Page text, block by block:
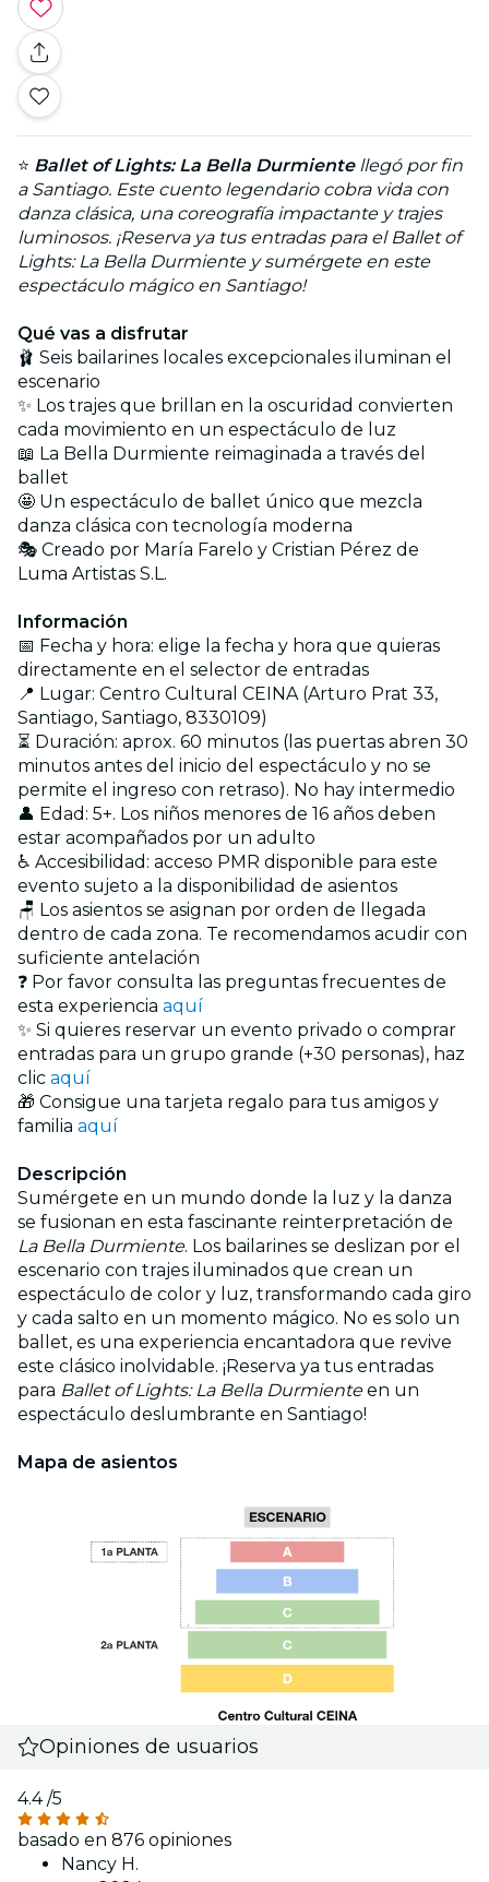
⭐ Ballet of Lights: La Bella Durmientellegó por fin
a Santiago. Este cuento legendario cobra vida con
danza clásica, una coreografía impactante y trajes
luminosos. ¡Reserva ya tus entradas para el Ballet of
Lights: La Bella Durmiente y sumérgete en este
espectáculo mágico en Santiago!
Qué vas a disfrutar
🩰 Seis bailarines locales excepcionales iluminan el
escenario
✨ Los trajes que brillan en la oscuridad convierten
cada movimiento en un espectáculo de luz
📖 La Bella Durmiente reimaginada a través del
ballet
🤩 Un espectáculo de ballet único que mezcla
danza clásica con tecnología moderna
🎭 Creado por María Farelo y Cristian Pérez de
Luma Artistas S.L.
Información
📅 Fecha y hora: elige la fecha y hora que quieras
directamente en el selector de entradas
📍 Lugar: Centro Cultural CEINA (Arturo Prat 33,
Santiago, Santiago, 8330109)
⏳ Duración: aprox. 60 minutos (las puertas abren 30
minutos antes del inicio del espectáculo y no se
permite el ingreso con retraso). No hay intermedio
👤 Edad: 5+. Los niños menores de 16 años deben
estar acompañados por un adulto
♿ Accesibilidad: acceso PMR disponible para este
evento sujeto a la disponibilidad de asientos
🪑 Los asientos se asignan por orden de llegada
dentro de cada zona. Te recomendamos acudir con
suficiente antelación
❓ Por favor consulta las preguntas frecuentes de
esta experiencia aquí
✨ Si quieres reservar un evento privado o comprar
entradas para un grupo grande (+30 personas), haz
clic aquí
🎁 Consigue una tarjeta regalo para tus amigos y
familia aquí
Descripción
Sumérgete en un mundo donde la luz y la danza
se fusionan en esta fascinante reinterpretación de
La Bella Durmiente. Los bailarines se deslizan por el
escenario con trajes iluminados que crean un
espectáculo de color y luz, transformando cada giro
y cada salto en un momento mágico. No es solo un
ballet, es una experiencia encantadora que revive
este clásico inolvidable. ¡Reserva ya tus entradas
para Ballet of Lights: La Bella Durmienteen un
espectáculo deslumbrante en Santiago!
Mapa de asientos
Opiniones de usuarios
4.4/5
basado en 876 opiniones
Nancy H.